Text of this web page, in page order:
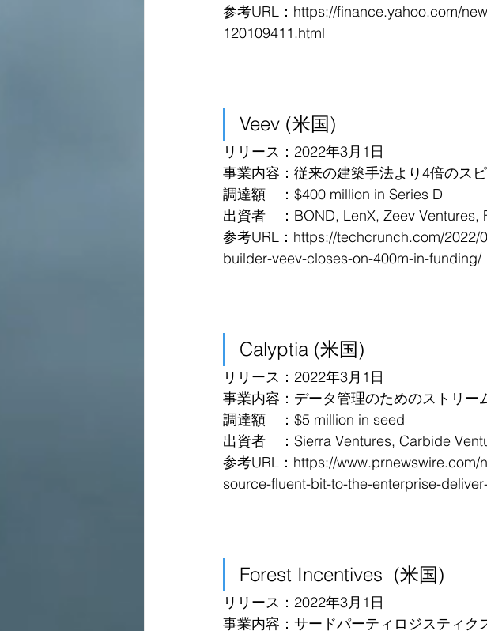
参考URL： https://finance.yahoo.com/
120109411.html
Veev (米国)
リリース：2022年3月1日
事業内容：従来の建築手法より4倍のス
調達額　：$400 million in Series D
出資者　：BOND, LenX, Zeev
参考URL： https://techcrunch.com/2022/
builder-veev-closes-on-400m-in-funding/
Calyptia (米国)
リリース：2022年3月1日
事業内容：データ管理のためのストリー
調達額　：$5 million in seed
出資者　：Sierra Ventures, Carbide
参考URL： https://
source-fluent-bit-to-the-enterprise-
Forest Incentives  (米国)
リリース：2022年3月1日
事業内容：サードパーティロジスティク